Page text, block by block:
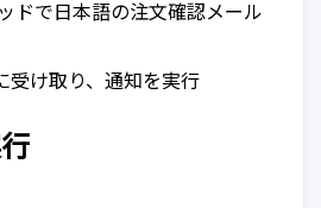
ドで日本語の注文確認メール
受け取り、通知を実行